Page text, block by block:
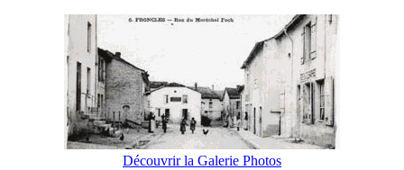
Découvrir la Galerie Photos